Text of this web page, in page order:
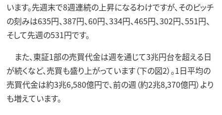
います。先週末で8週連続の上昇になるわけですが、そのピッチ
の刻みは635円、387円、60円、334円、465円、302円、551円、
そして先週の531円です。
また、東証1部の売買代金は週を通じて3兆円台を超える日
が続くなど、売買も盛り上がっています（下の図2）。1日平均の
売買代金は約3兆6,580億円で、前の週（約2兆8,370億円）より
も増えています。